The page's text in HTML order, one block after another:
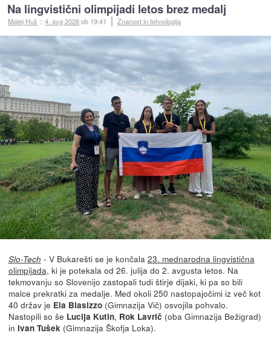
Na lingvistični olimpijadi letos brez medalj
Matej Huš ::4. avg 2026ob 19:41 Znanost in tehnologija
Slo-Tech - V Bukarešti se je končala 23. mednarodna lingvistična
olimpijada, ki je potekala od 26. julija do 2. avgusta letos. Na
tekmovanju so Slovenijo zastopali tudi štirje dijaki, ki pa so bili
malce prekratki za medalje. Med okoli 250 nastopajočimi iz več kot
40 držav je Ela Biasizzo(Gimnazija Vič) osvojila pohvalo.
Nastopili so še Lucija Kutin, Rok Lavrič (oba Gimnazija Bežigrad)
in Ivan Tušek(Gimnazija Škofja Loka).